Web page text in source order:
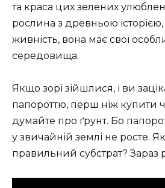
та краса цих зелених
рослина з древньою історією,
живність, вона має свої
середовища.
Якщо зорі зійшлися, і ви
папороттю, перш ніж купити
думайте про ґрунт. Бо
у звичайній землі не росте.
правильний субстрат? Зараз